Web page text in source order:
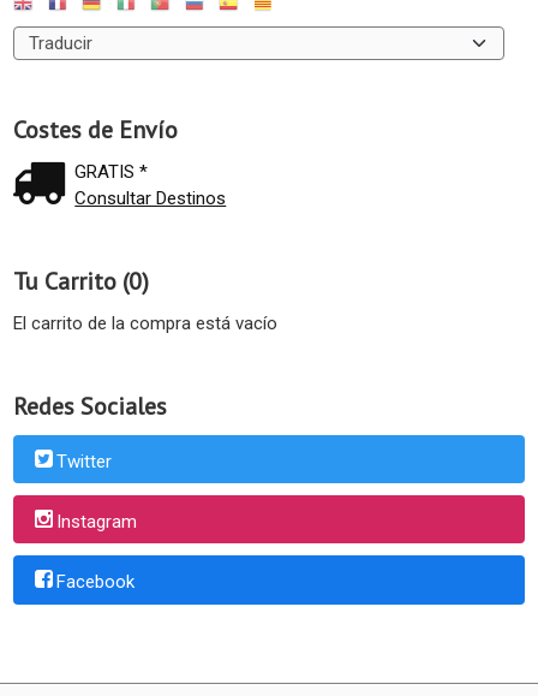
Costes de Envío
GRATIS *
Consultar Destinos
Tu Carrito (0)
El carrito de la compra está vacío
Redes Sociales
Twitter
Instagram
Facebook